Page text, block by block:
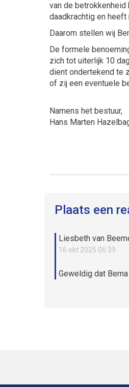
van de
daadkrachtig en
Daarom stellen wij
De formele
zich tot uiterlijk 10
dient ondertekend te
of zij een eventuele
Namens het bestuur,
Hans Marten
Plaats een
Liesbeth van
16 okt 2025 06:39
Geweldig dat